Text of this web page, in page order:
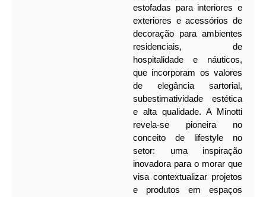
estofadas para interiores e
exteriores e acessórios de
decoração para ambientes
residenciais, de
hospitalidade e náuticos,
que incorporam os valores
de elegância sartorial,
subestimatividade estética
e alta qualidade. A Minotti
revela-se pioneira no
conceito de lifestyle no
setor: uma inspiração
inovadora para o morar que
visa contextualizar projetos
e produtos em espaços